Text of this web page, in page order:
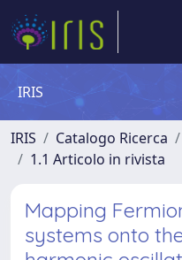
IRIS
IRIS Catalogo Ricerca
1.1 Articolo in rivista
Mapping
systems onto